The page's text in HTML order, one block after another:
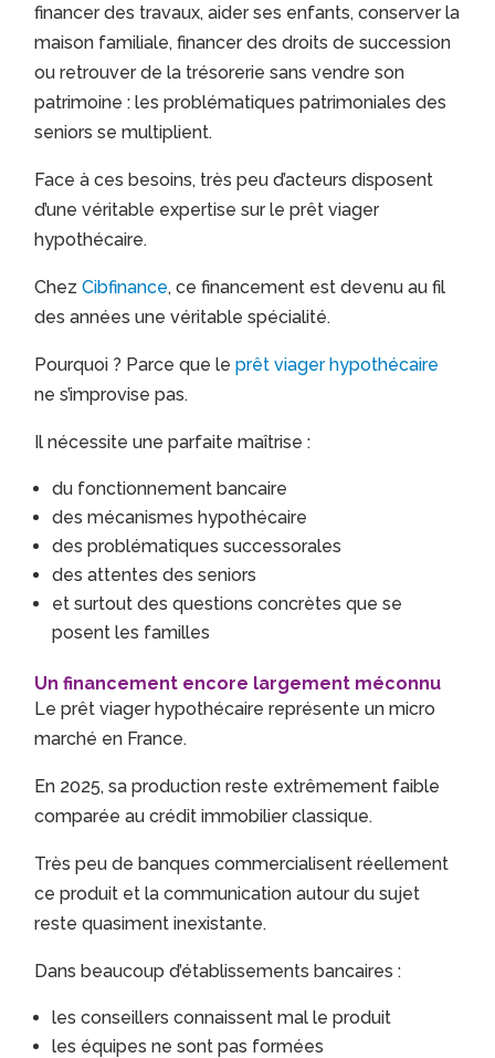
financer des travaux, aider ses enfants, conserver la
maison familiale, financer des droits de succession
ou retrouver de la trésorerie sans vendre son
patrimoine : les problématiques patrimoniales des
seniors se multiplient.
Face à ces besoins, très peu d’acteurs disposent
d’une véritable expertise sur le prêt viager
hypothécaire.
ChezCibfinance, ce financement est devenu au fil
des années une véritable spécialité.
Pourquoi ? Parce que leprêt viager hypothécaire
ne s’improvise pas.
Il nécessite une parfaite maîtrise :
du fonctionnement bancaire
des mécanismes hypothécaire
des problématiques successorales
des attentes des seniors
et surtout des questions concrètes que se
posent les familles
Un financement encore largement méconnu
Le prêt viager hypothécaire représente un micro
marché en France.
En 2025, sa production reste extrêmement faible
comparée au crédit immobilier classique.
Très peu de banques commercialisent réellement
ce produit et la communication autour du sujet
reste quasiment inexistante.
Dans beaucoup d’établissements bancaires :
les conseillers connaissent mal le produit
les équipes ne sont pas formées